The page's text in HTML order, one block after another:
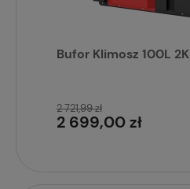
Bufor Klimosz 100L 2K
2 699,00 zł
2 721,99 zł